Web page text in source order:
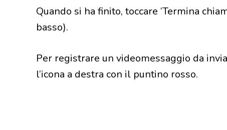
Quando si ha finito, toccare ‘Termina
basso).
Per registrare un videomessaggio da
l’icona a destra con il puntino rosso.